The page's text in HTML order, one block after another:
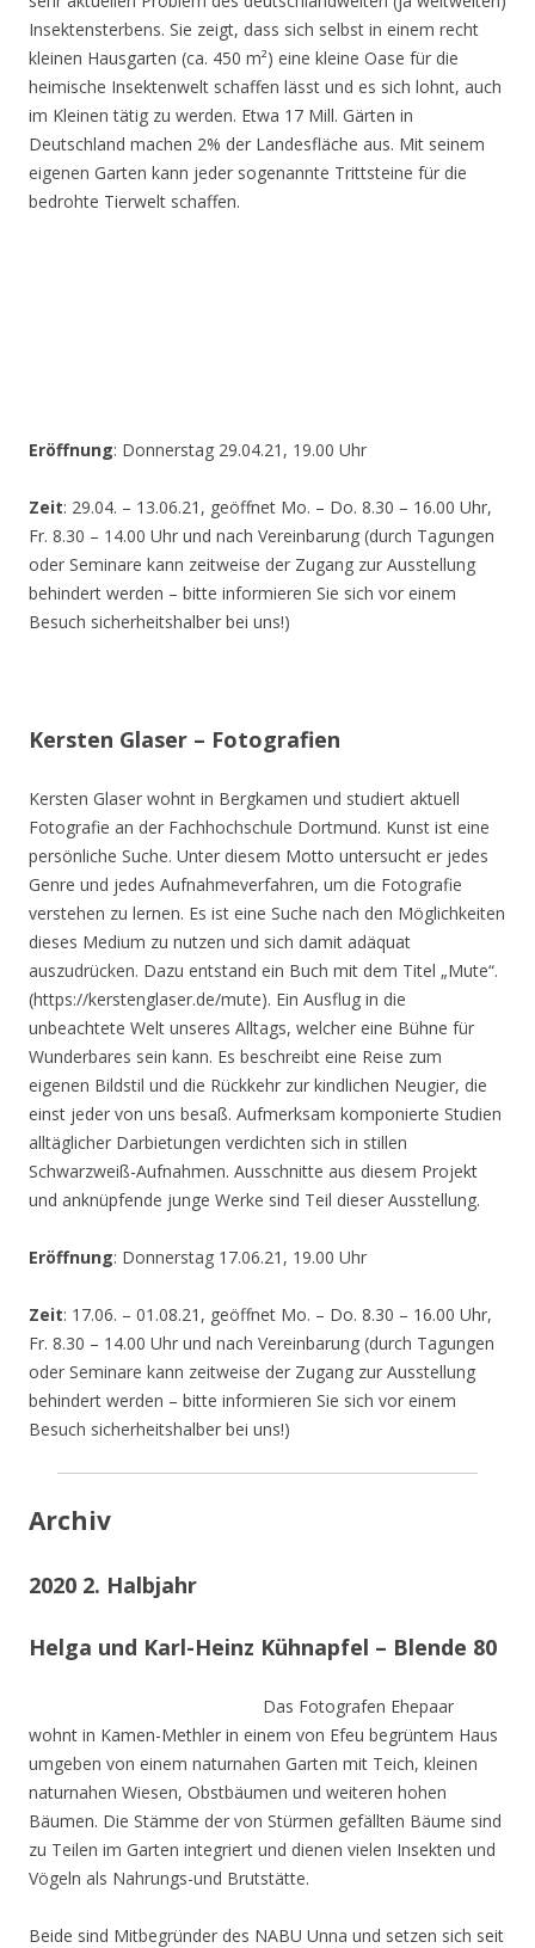
Insektensterbens. Sie zeigt, dass sich selbst in einem recht
kleinen Hausgarten (ca. 450 m²) eine kleine Oase für die
heimische Insektenwelt schaffen lässt und es sich lohnt, auch
im Kleinen tätig zu werden. Etwa 17 Mill. Gärten in
Deutschland machen 2% der Landesfläche aus. Mit seinem
eigenen Garten kann jeder sogenannte Trittsteine für die
bedrohte Tierwelt schaffen.
Eröffnung: Donnerstag 29.04.21, 19.00 Uhr
Zeit: 29.04. – 13.06.21, geöffnet Mo. – Do. 8.30 – 16.00 Uhr,
Fr. 8.30 – 14.00 Uhr und nach Vereinbarung (durch Tagungen
oder Seminare kann zeitweise der Zugang zur Ausstellung
behindert werden – bitte informieren Sie sich vor einem
Besuch sicherheitshalber bei uns!)
Kersten Glaser – Fotografien
Kersten Glaser wohnt in Bergkamen und studiert aktuell
Fotografie an der Fachhochschule Dortmund. Kunst ist eine
persönliche Suche. Unter diesem Motto untersucht er jedes
Genre und jedes Aufnahmeverfahren, um die Fotografie
verstehen zu lernen. Es ist eine Suche nach den Möglichkeiten
dieses Medium zu nutzen und sich damit adäquat
auszudrücken. Dazu entstand ein Buch mit dem Titel „Mute“.
(https://kerstenglaser.de/mute). Ein Ausflug in die
unbeachtete Welt unseres Alltags, welcher eine Bühne für
Wunderbares sein kann. Es beschreibt eine Reise zum
eigenen Bildstil und die Rückkehr zur kindlichen Neugier, die
einst jeder von uns besaß. Aufmerksam komponierte Studien
alltäglicher Darbietungen verdichten sich in stillen
Schwarzweiß-Aufnahmen. Ausschnitte aus diesem Projekt
und anknüpfende junge Werke sind Teil dieser Ausstellung.
Eröffnung: Donnerstag 17.06.21, 19.00 Uhr
Zeit: 17.06. – 01.08.21, geöffnet Mo. – Do. 8.30 – 16.00 Uhr,
Fr. 8.30 – 14.00 Uhr und nach Vereinbarung (durch Tagungen
oder Seminare kann zeitweise der Zugang zur Ausstellung
behindert werden – bitte informieren Sie sich vor einem
Besuch sicherheitshalber bei uns!)
Archiv
2020 2. Halbjahr
Helga und Karl-Heinz Kühnapfel – Blende 80
Das Fotografen Ehepaar
wohnt in Kamen-Methler in einem von Efeu begrüntem Haus
umgeben von einem naturnahen Garten mit Teich, kleinen
naturnahen Wiesen, Obstbäumen und weiteren hohen
Bäumen. Die Stämme der von Stürmen gefällten Bäume sind
zu Teilen im Garten integriert und dienen vielen Insekten und
Vögeln als Nahrungs-und Brutstätte.
Beide sind Mitbegründer des NABU Unna und setzen sich seit